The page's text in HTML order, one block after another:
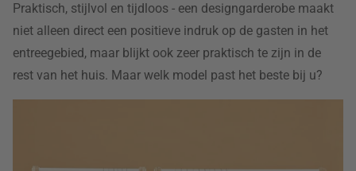
Praktisch, stijlvol en tijdloos - een designgarderobe maakt
niet alleen direct een positieve indruk op de gasten in het
entreegebied, maar blijkt ook zeer praktisch te zijn in de
rest van het huis. Maar welk model past het beste bij u?